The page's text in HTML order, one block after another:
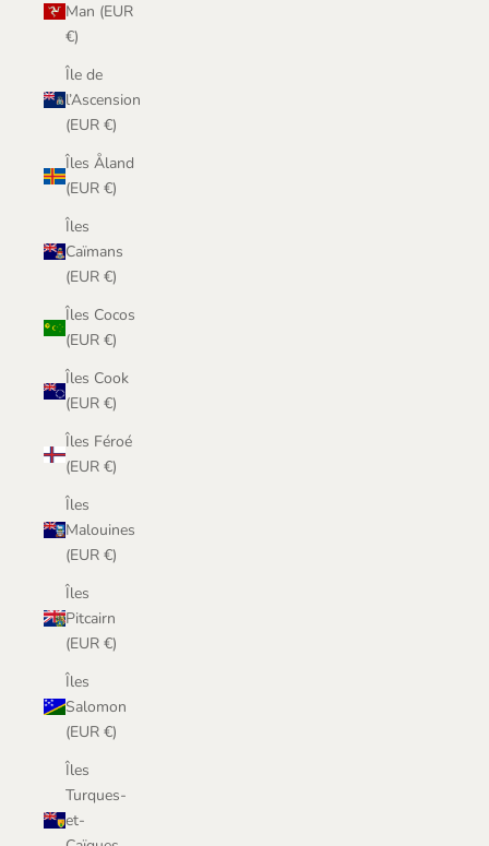
Man (EUR
€)
Île de
l’Ascension
(EUR €)
Îles Åland
(EUR €)
Îles
Caïmans
(EUR €)
Îles Cocos
(EUR €)
Îles Cook
(EUR €)
Îles Féroé
(EUR €)
Îles
Malouines
(EUR €)
Îles
Pitcairn
(EUR €)
Îles
Salomon
(EUR €)
Îles
Turques-
et-